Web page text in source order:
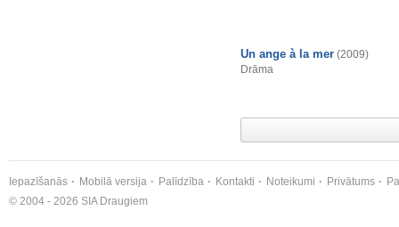
Un ange à la mer (2009)
Drāma
Iepazīšanās Mobilā versija Palīdzība Kontakti Noteikumi Privātums
© 2004 - 2026 SIA Draugiem